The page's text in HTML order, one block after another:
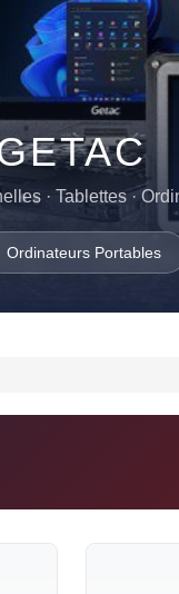
· Tablettes ·
Ordinateurs Portables